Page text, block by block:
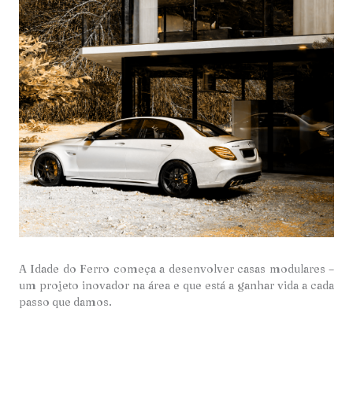
A Idade do Ferro começa a desenvolver casas modulares –
um projeto inovador na área e que está a ganhar vida a cada
passo que damos.